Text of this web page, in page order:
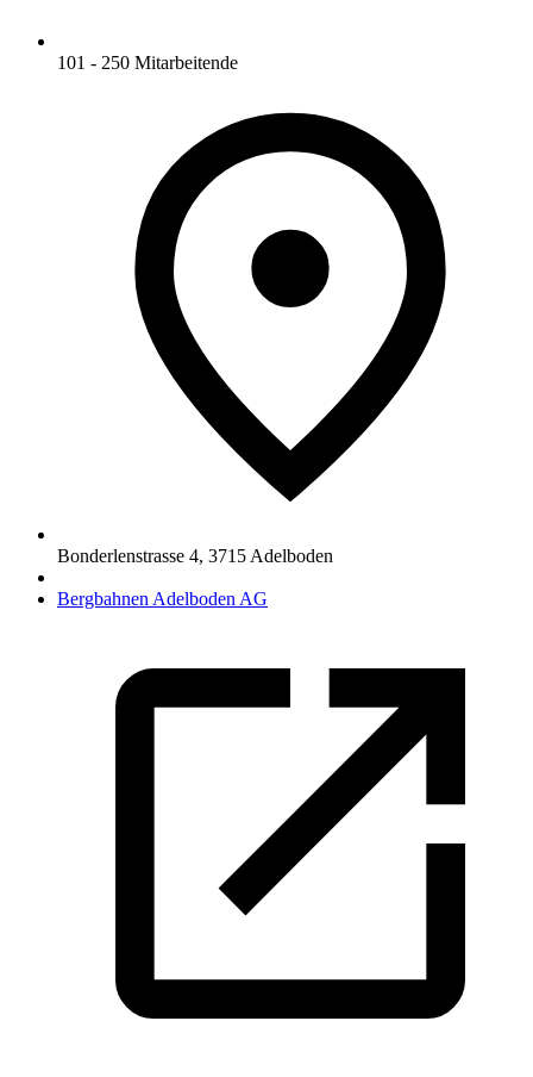
101 - 250 Mitarbeitende
Bonderlenstrasse 4, 3715 Adelboden
Bergbahnen Adelboden AG